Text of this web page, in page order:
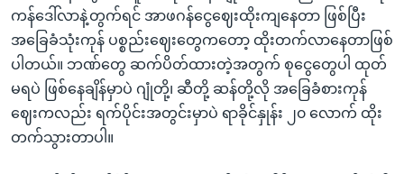
ကန်ဒေါ်လာနဲ့တွက်ရင် အာဖဂန်ငွေဈေးထိုးကျနေတာ ဖြစ်ပြီး
အခြေခံသုံးကုန် ပစ္စည်းဈေးတွေကတော့ ထိုးတက်လာနေတာဖြစ်
ပါတယ်။ ဘဏ်တွေ ဆက်ပိတ်ထားတဲ့အတွက် စုငွေတွေပါ ထုတ်
မရပဲ ဖြစ်နေချိန်မှာပဲ ဂျုံတို့၊ ဆီတို့ ဆန်တို့လို အခြေခံစားကုန်
ဈေးကလည်း ရက်ပိုင်းအတွင်းမှာပဲ ရာခိုင်နှုန်း ၂၀ လောက် ထိုး
တက်သွားတာပါ။